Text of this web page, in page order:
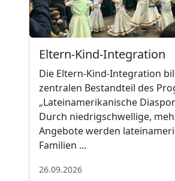
Eltern-Kind-Integration
Die Eltern-Kind-Integration
zentralen Bestandteil des
„Lateinamerikanische
Durch niedrigschwellige,
Angebote werden
Familien ...
26.09.2026